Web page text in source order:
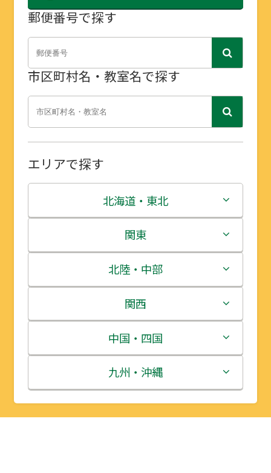
郵便番号で探す
市区町村名・教室名で探す
エリアで探す
北海道・東北
北海道
青森県
岩手県
宮城県
秋田県
山形県
関東
茨城県
栃木県
群馬県
埼玉県
千葉県
北陸・中部
新潟県
富山県
石川県
福井県
関西
三重県
滋賀県
京都府
中国・四国
鳥取県
島根県
九州・沖縄
福岡県